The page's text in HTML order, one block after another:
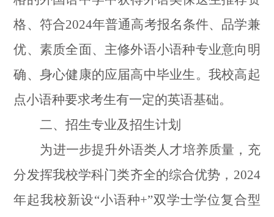
格、符合2024年普通高考报名条件、品学兼
优、素质全面、主修外语小语种专业意向明
确、身心健康的应届高中毕业生。我校高起
点小语种要求考生有一定的英语基础。
二、招生专业及招生计划
为进一步提升外语类人才培养质量，充
分发挥我校学科门类齐全的综合优势， 2024
年起我校新设“小语种+”双学士学位复合型